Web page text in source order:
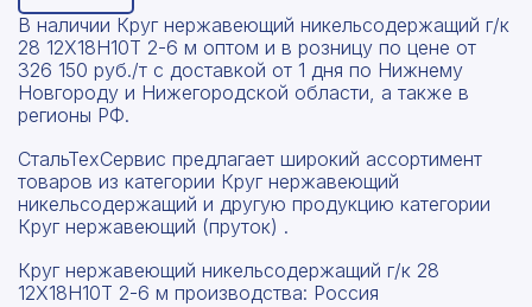
В наличии Круг нержавеющий никельсодержащий г/к
28 12Х18Н10Т 2-6 м оптом и в розницу по цене от
326 150 руб./т с доставкой от 1 дня по Нижнему
Новгороду и Нижегородской области, а также в
регионы РФ.
СтальТехСервис предлагает широкий ассортимент
товаров из категории Круг нержавеющий
никельсодержащий и другую продукцию категории
Круг нержавеющий (пруток) .
Круг нержавеющий никельсодержащий г/к 28
12Х18Н10Т 2-6 м производства: Россия